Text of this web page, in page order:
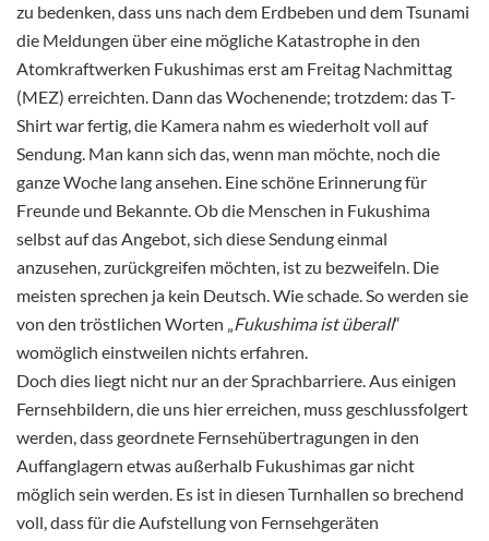
zu bedenken, dass uns nach dem Erdbeben und dem Tsunami
die Meldungen über eine mögliche Katastrophe in den
Atomkraftwerken Fukushimas erst am Freitag Nachmittag
(MEZ) erreichten. Dann das Wochenende; trotzdem: das T-
Shirt war fertig, die Kamera nahm es wiederholt voll auf
Sendung. Man kann sich das, wenn man möchte, noch die
ganze Woche lang ansehen. Eine schöne Erinnerung für
Freunde und Bekannte. Ob die Menschen in Fukushima
selbst auf das Angebot, sich diese Sendung einmal
anzusehen, zurückgreifen möchten, ist zu bezweifeln. Die
meisten sprechen ja kein Deutsch. Wie schade. So werden sie
von den tröstlichen Worten „Fukushima ist überall“
womöglich einstweilen nichts erfahren.
Doch dies liegt nicht nur an der Sprachbarriere. Aus einigen
Fernsehbildern, die uns hier erreichen, muss geschlussfolgert
werden, dass geordnete Fernsehübertragungen in den
Auffanglagern etwas außerhalb Fukushimas gar nicht
möglich sein werden. Es ist in diesen Turnhallen so brechend
voll, dass für die Aufstellung von Fernsehgeräten